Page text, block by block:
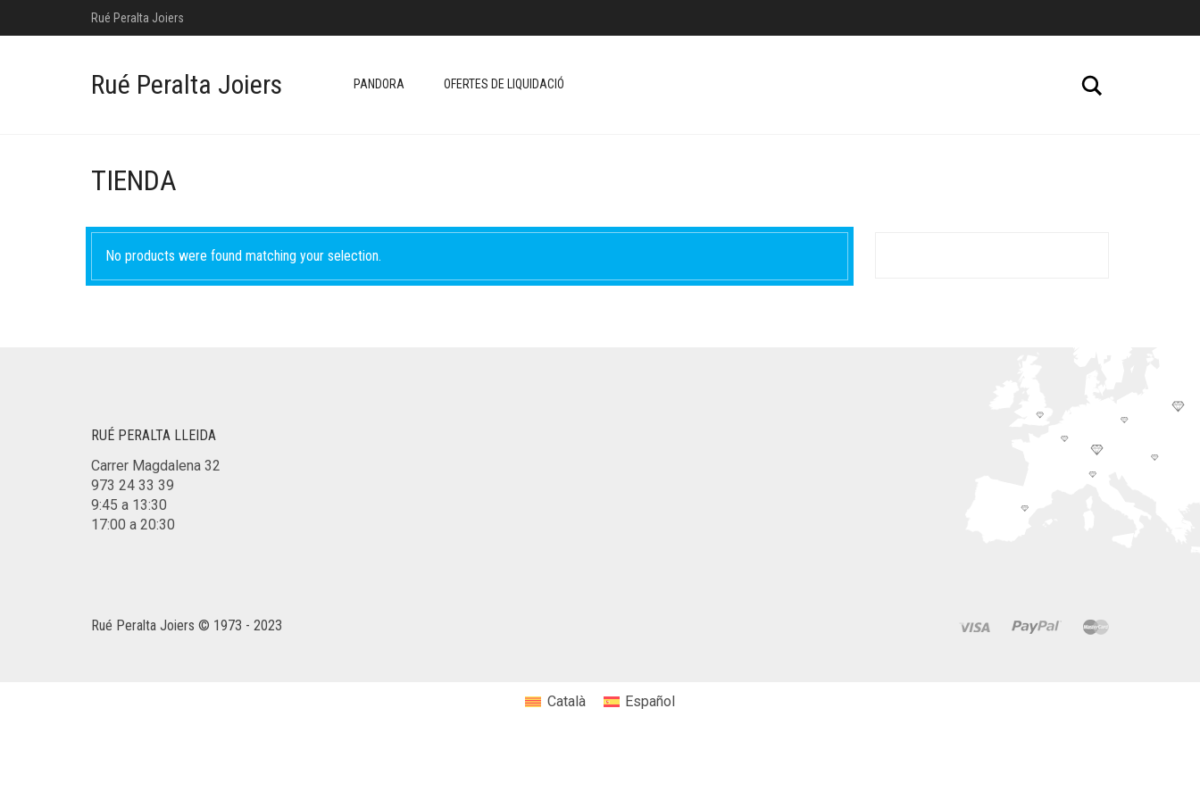
Rué Peralta Joiers
Rué Peralta Joiers PANDORA OFERTES DE LIQUIDACIÓ
TIENDA
No products were found matching your selection.
RUÉ PERALTA LLEIDA
Carrer Magdalena 32
973 24 33 39
9:45 a 13:30
17:00 a 20:30
Rué Peralta Joiers © 1973 - 2023
Català Español